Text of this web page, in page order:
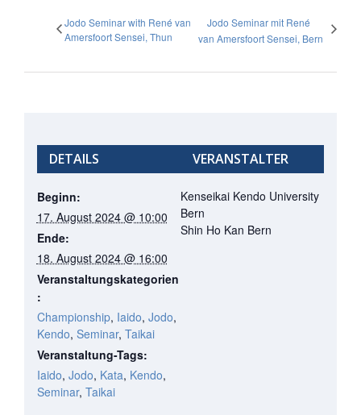
Jodo Seminar with René van
Amersfoort Sensei, Thun
Jodo Seminar mit René
van Amersfoort Sensei, Bern
DETAILS
Beginn:
17. August 2024 @ 10:00
Ende:
18. August 2024 @ 16:00
Veranstaltungskategorien
:
Championship, Iaido, Jodo,
Kendo, Seminar, Taikai
Veranstaltung-Tags:
Iaido, Jodo, Kata, Kendo,
Seminar, Taikai
VERANSTALTER
Kenseikai Kendo University
Bern
Shin Ho Kan Bern